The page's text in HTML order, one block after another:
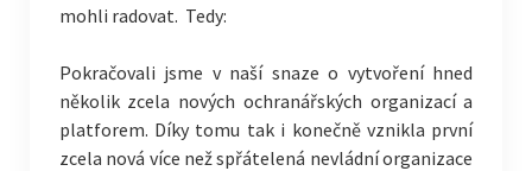
mohli radovat. Tedy:
Pokračovali jsme v naší snaze o vytvoření hned
několik zcela nových ochranářských organizací a
platforem. Díky tomu tak i konečně vznikla první
zcela nová více než spřátelená nevládní organizace